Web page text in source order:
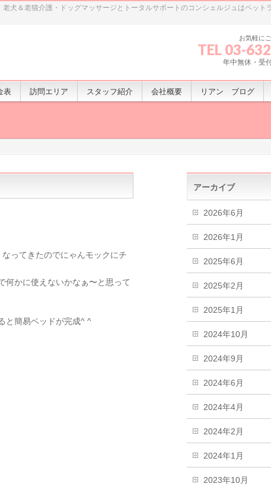
犬＆老猫介護・ドッグマッサージとトータルサポートのコンシェルジュはペット
お気軽に
TEL 03-
年中無休・受
表 訪問エリア スタッフ紹介 会社概要 リアン ブログ
ってきたのでにゃんモックにチ
何かに使えないかなぁ〜と思って
と簡易ベッドが完成^ ^
アーカイブ
2026年6月
2026年1月
2025年6月
2025年2月
2025年1月
2024年10月
2024年9月
2024年6月
2024年4月
2024年2月
2024年1月
2023年10月